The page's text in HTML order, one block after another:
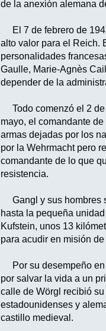
de la anexión alemana
El 7 de febrero de
alto valor para el Reich.
personalidades
Gaulle, Marie-Agnès
depender de la
Todo comenzó el 2 de
mayo, el comandante
armas dejadas por los
por la Wehrmacht pero
comandante de lo que
resistencia.
Gangl y sus hombres
hasta la pequeña
Kufstein, unos 13
para acudir en misión
Por su desempeño en
por salvar la vida a un
calle de Wörgl recibió
estadounidenses y
castillo medieval.